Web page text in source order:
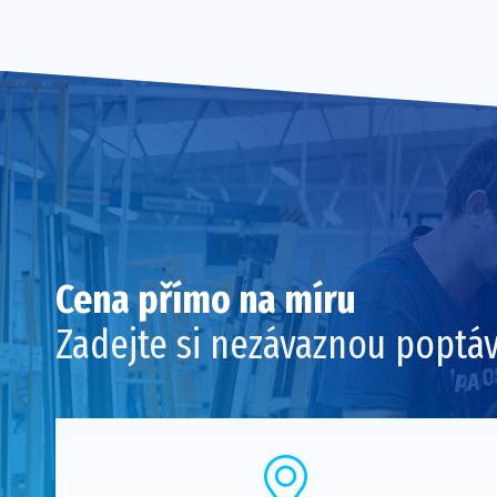
Cena přímo na míru
Zadejte si nezávaznou